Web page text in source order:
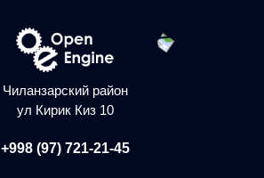
Чиланзарский район
ул Кирик Киз 10
+998 (97) 721-21-45